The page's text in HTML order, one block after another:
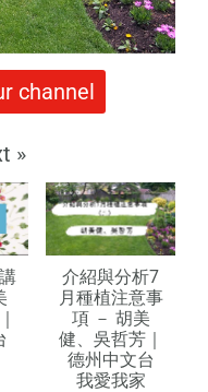
channel
»
介紹與分析7
月種植注意事
項 － 胡美
健、吳哲芳｜
德州中文台
我愛我家